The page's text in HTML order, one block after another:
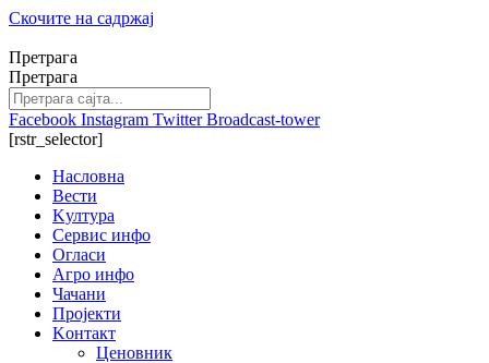
Скочите на садржај
Претрага
Претрага
Facebook Instagram Twitter Broadcast-tower
[rstr_selector]
Насловна
Вести
Kултура
Сервис инфо
Огласи
Агро инфо
Чачани
Пројекти
Kонтакт
Ценовник